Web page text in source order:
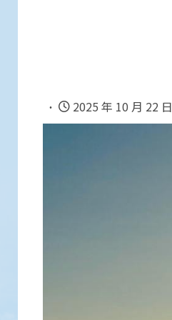
2025 年 10 月 22 日